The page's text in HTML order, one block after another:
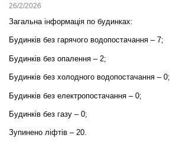
26/2/2026
Загальна інформація по будинках:
Будинків без гарячого водопостачання – 7;
Будинків без опалення – 2;
Будинків без холодного водопостачання – 0;
Будинків без електропостачання – 0;
Будинків без газу – 0;
Зупинено ліфтів – 20.